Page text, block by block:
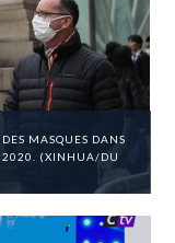
MASQUES DANS
2020. (XINHUA/DU